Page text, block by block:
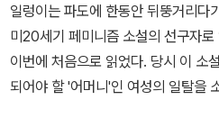
통적으로 문학에서 물은 재생의 의미
바다 수영이 갖는 의미는 남다르다.
드나가 다시 바다로 나아가는 그 선
확고하게 깨달은 여성이 사회의 한
한 생활을 하며 두 아들을 키울 수
빅토르. 남자 주인공이라 할 수 있는
직원으로 평범한 고용인이기는 하지
완벽하게 구사할 수 있어 특별한 대
많은 교훈을 담고 있다. 만약 필립로
라면 이 책으로 시작하는게 좋을것 같
금 이대로도 세상에는 잔인한 일이
만들어 상황을 더 나쁘게 만들지
그녀의 아름다운 몸을 때리듯, 바로
깨어나 영혼을 압도하며 뒤흔들었다
없었다. 눈물이 앞을 가렸다. - P57
의미가 없었고, 마음에 새길 만한 교
알고 싶지 않은 미지의 세계였다. 현
일렁이는 파도에 한동안 뒤뚱거리다
미20세기 페미니즘 소설의 선구자
이번에 처음으로 읽었다. 당시 이 소
되어야 할 '어머니'인 여성의 일탈을